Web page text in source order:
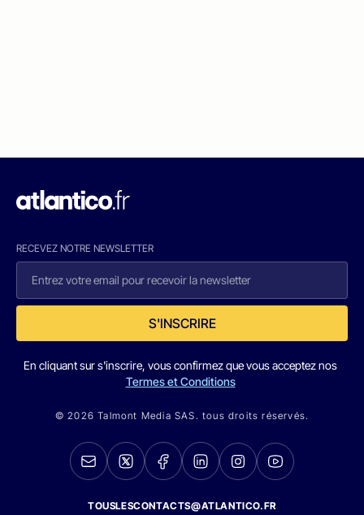
RECEVEZ NOTRE NEWSLETTER
S'INSCRIRE
En cliquant sur s'inscrire, vous confirmez que vous acceptez nos
Termes et Conditions
© 2026 Talmont Media SAS. tous droits réservés.
TOUSLESCONTACTS@ATLANTICO.FR